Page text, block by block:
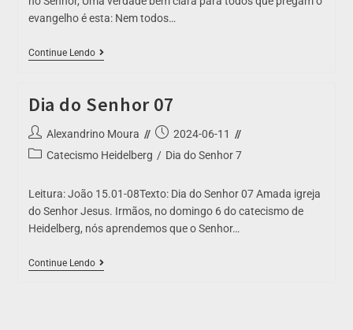
evangelho é esta: Nem todos…
Continue Lendo
Dia do Senhor 07
Alexandrino Moura
2024-06-11
Catecismo Heidelberg / Dia do Senhor 7
Leitura: João 15.01-08Texto: Dia do Senhor 07 Amada igreja
do Senhor Jesus. Irmãos, no domingo 6 do catecismo de
Heidelberg, nós aprendemos que o Senhor…
Continue Lendo